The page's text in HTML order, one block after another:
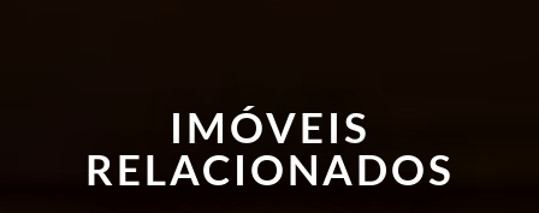
IMÓVEIS
RELACIONADOS